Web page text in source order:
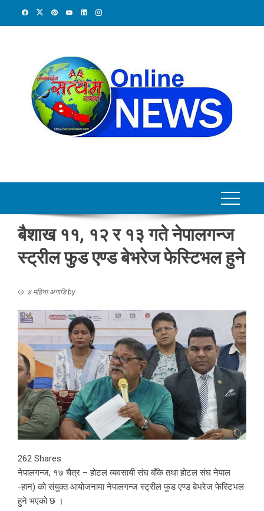
बैशाख ११, १२ र १३ गते नेपालगन्ज
स्ट्रील फुड एण्ड बेभरेज फेस्टिभल हुने
४ महिना अगाडिby
262 Shares
नेपालगन्ज, १७ चैत्र – होटल व्यवसायी संघ बाँके तथा होटल संघ नेपाल
-हान) को संयुक्त आयोजनामा नेपालगन्ज स्ट्रील फुड एण्ड बेभरेज फेस्टिभल
हुने भएको छ ।